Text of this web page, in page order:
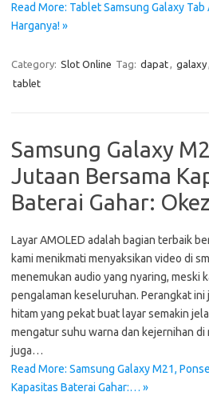
Read More: Tablet Samsung Galaxy
Harganya! »
Category: Slot Online Tag: dapat, galaxy,
tablet
Samsung Galaxy
Jutaan Bersama
Baterai Gahar:
Layar AMOLED adalah bagian terbaik
kami menikmati menyaksikan video di
menemukan audio yang nyaring, meski
pengalaman keseluruhan. Perangkat ini
hitam yang pekat buat layar semakin
mengatur suhu warna dan kejernihan di
juga…
Read More: Samsung Galaxy M21,
Kapasitas Baterai Gahar:… »